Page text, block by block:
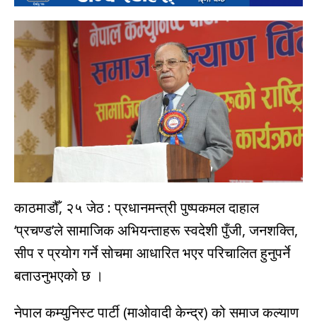
काठमाडौँ, २५ जेठ : प्रधानमन्त्री पुष्पकमल दाहाल
‘प्रचण्ड’ले सामाजिक अभियन्ताहरू स्वदेशी पुँजी, जनशक्ति,
सीप र प्रयोग गर्ने सोचमा आधारित भएर परिचालित हुनुपर्ने
बताउनुभएको छ ।
नेपाल कम्युनिस्ट पार्टी (माओवादी केन्द्र) को समाज कल्याण